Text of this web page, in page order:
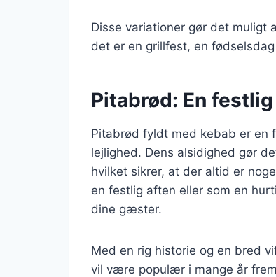
Disse variationer gør det muligt
det er en grillfest, en
Pitabrød: En
Pitabrød fyldt med kebab er en
lejlighed. Dens alsidighed gør
hvilket sikrer, at der altid er
en festlig aften eller som en
dine gæster.
Med en rig historie og en bred
vil være populær i mange år